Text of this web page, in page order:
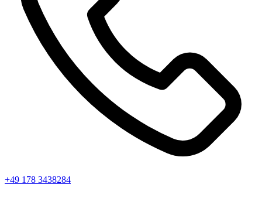
+49 178 3438284